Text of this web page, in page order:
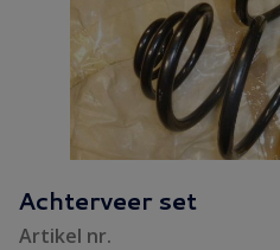
Achterveer set
Artikel nr.